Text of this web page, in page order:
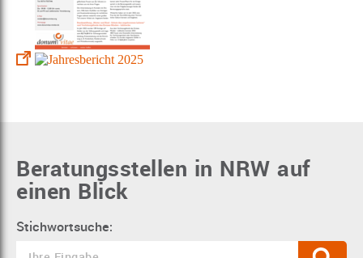
Beratungsstellen in NRW auf
einen Blick
Stichwortsuche: